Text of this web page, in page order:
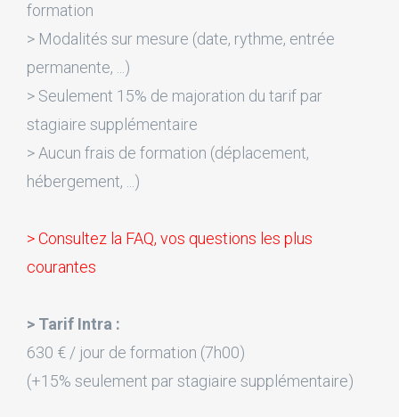
formation
> Modalités sur mesure (date, rythme, entrée
permanente, ...)
> Seulement 15% de majoration du tarif par
stagiaire supplémentaire
> Aucun frais de formation (déplacement,
hébergement, ...)
> Consultez la FAQ, vos questions les plus
courantes
> Tarif Intra :
630 € / jour de formation (7h00)
(+15% seulement par stagiaire supplémentaire)